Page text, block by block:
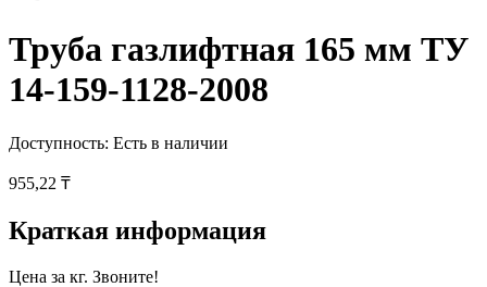
Труба газлифтная 165 мм ТУ
14-159-1128-2008
Доступность: Есть в наличии
955,22 ₸
Краткая информация
Цена за кг. Звоните!